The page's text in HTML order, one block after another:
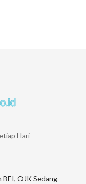
Hari
BEI, OJK Sedang